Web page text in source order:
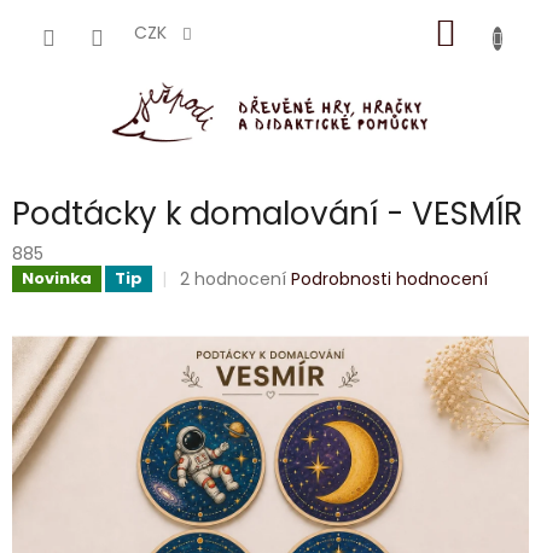
CZK
KOŠÍK
Podtácky k domalování - VESMÍR
885
Novinka Tip
Průměrné
5,0
z
5
hvězdiček.
2 hodnocení Podrobnosti hodnocení